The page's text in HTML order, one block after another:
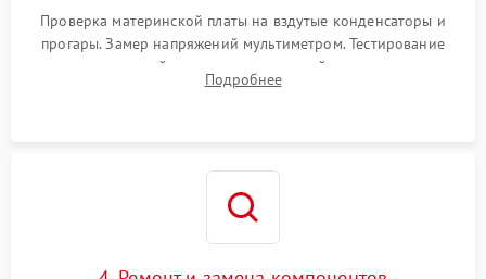
Проверка материнской платы на вздутые конденсаторы и
прогары. Замер напряжений мультиметром. Тестирование
оперативной памяти и накопителей с помощью
диагностического ПО для выявления сбойных секторов и
Подробнее